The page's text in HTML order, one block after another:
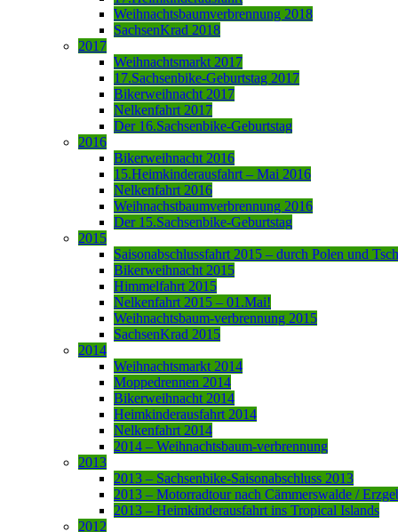
Weihnachtsbaumverbrennung 2018
SachsenKrad 2018
2017
Weihnachtsmarkt 2017
17.Sachsenbike-Geburtstag 2017
Bikerweihnacht 2017
Nelkenfahrt 2017
Der 16.Sachsenbike-Geburtstag
2016
Bikerweihnacht 2016
15.Heimkinderausfahrt – Mai 2016
Nelkenfahrt 2016
Weihnachstbaumverbrennung 2016
Der 15.Sachsenbike-Geburtstag
2015
Saisonabschlussfahrt 2015 – durch Polen und
Bikerweihnacht 2015
Himmelfahrt 2015
Nelkenfahrt 2015 – 01.Mai!
Weihnachtsbaum-verbrennung 2015
SachsenKrad 2015
2014
Weihnachtsmarkt 2014
Moppedrennen 2014
Bikerweihnacht 2014
Heimkinderausfahrt 2014
Nelkenfahrt 2014
2014 – Weihnachtsbaum-verbrennung
2013
2013 – Sachsenbike-Saisonabschluss 2013
2013 – Motorradtour nach Cämmerswalde /
2013 – Heimkinderausfahrt ins Tropical Islands
2012